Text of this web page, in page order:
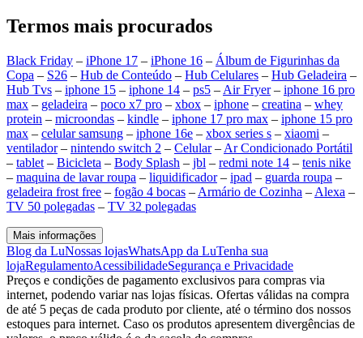
Termos mais procurados
Black Friday – iPhone 17 – iPhone 16 – Álbum de Figurinhas da
Copa – S26 – Hub de Conteúdo – Hub Celulares – Hub Geladeira –
Hub Tvs – iphone 15 – iphone 14 – ps5 – Air Fryer– iphone 16 pro
max – geladeira – poco x7 pro – xbox – iphone – creatina – whey
protein – microondas – kindle – iphone 17 pro max – iphone 15 pro
max – celular samsung – iphone 16e – xbox series s – xiaomi –
ventilador– nintendo switch 2 – Celular– Ar Condicionado Portátil
– tablet – Bicicleta – Body Splash – jbl – redmi note 14 – tenis nike
– maquina de lavar roupa – liquidificador– ipad – guarda roupa –
geladeira frost free – fogão 4 bocas – Armário de Cozinha – Alexa –
TV 50 polegadas – TV 32 polegadas
Mais informações
Blog da LuNossas lojasWhatsApp da LuTenha sua
lojaRegulamentoAcessibilidadeSegurança e Privacidade
Preços e condições de pagamento exclusivos para compras via
internet, podendo variar nas lojas físicas. Ofertas válidas na compra
de até 5 peças de cada produto por cliente, até o término dos nossos
estoques para internet. Caso os produtos apresentem divergências de